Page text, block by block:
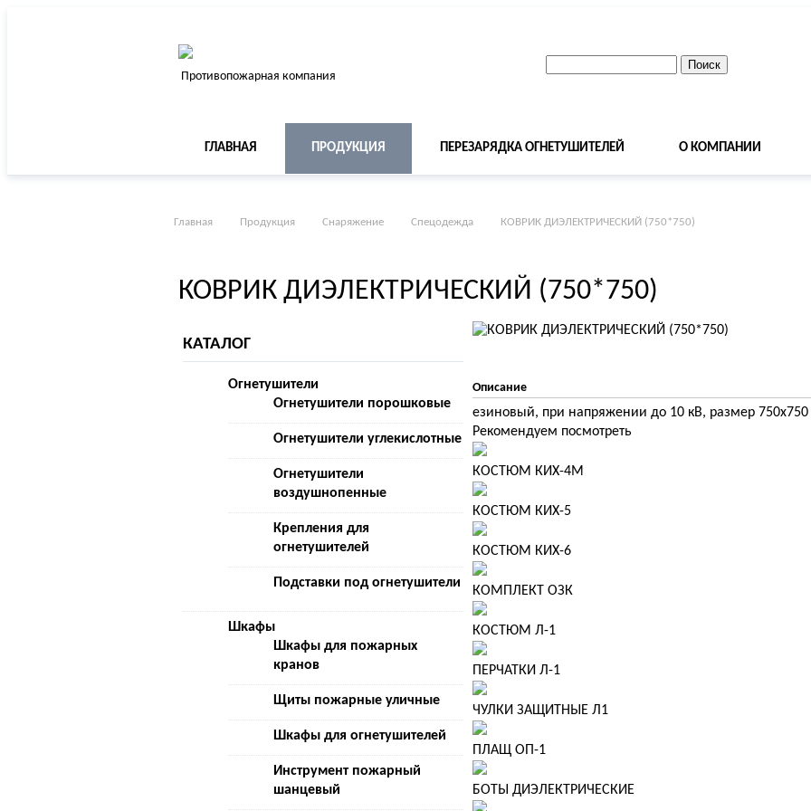
Противопожарная компания
ГЛАВНАЯ ПРОДУКЦИЯ ПЕРЕЗАРЯДКА ОГНЕТУШИТЕЛЕЙ О КОМПАНИИ
Главная Продукция Снаряжение Спецодежда КОВРИК ДИЭЛЕКТРИЧЕСКИЙ (750*750)
КОВРИК ДИЭЛЕКТРИЧЕСКИЙ (750*750)
КАТАЛОГ
Огнетушители
Огнетушители порошковые
Огнетушители углекислотные
Огнетушители
воздушнопенные
Крепления для
огнетушителей
Подставки под огнетушители
Шкафы
Шкафы для пожарных
кранов
Щиты пожарные уличные
Шкафы для огнетушителей
Инструмент пожарный
шанцевый
Описание
езиновый, при напряжении до 10 кВ, размер
Рекомендуем посмотреть
КОСТЮМ КИХ-4М
КОСТЮМ КИХ-5
КОСТЮМ КИХ-6
КОМПЛЕКТ ОЗК
КОСТЮМ Л-1
ПЕРЧАТКИ Л-1
ЧУЛКИ ЗАЩИТНЫЕ Л1
ПЛАЩ ОП-1
БОТЫ ДИЭЛЕКТРИЧЕСКИЕ